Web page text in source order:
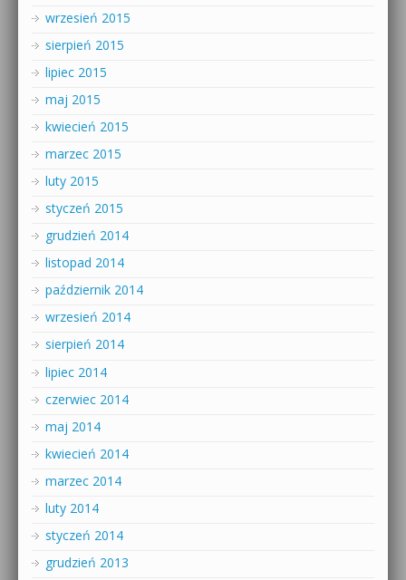
wrzesień 2015
sierpień 2015
lipiec 2015
maj 2015
kwiecień 2015
marzec 2015
luty 2015
styczeń 2015
grudzień 2014
listopad 2014
październik 2014
wrzesień 2014
sierpień 2014
lipiec 2014
czerwiec 2014
maj 2014
kwiecień 2014
marzec 2014
luty 2014
styczeń 2014
grudzień 2013